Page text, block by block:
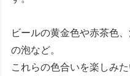
ビールの黄金色や赤茶色
の泡など。
これらの色合いを楽しみ